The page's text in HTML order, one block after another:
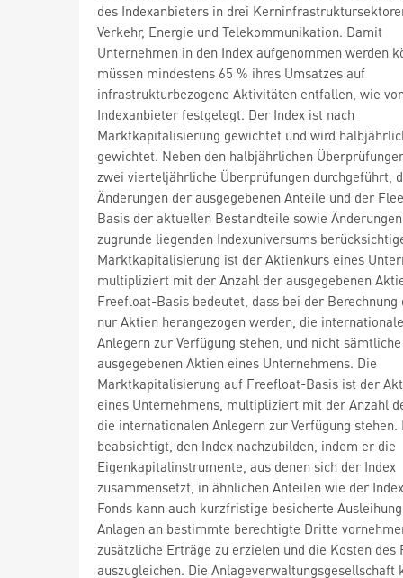
des Indexanbieters in drei
Verkehr, Energie und Telekommunikation. Damit
Unternehmen in den Index aufgenommen werden
müssen mindestens 65 % ihres Umsatzes auf
infrastrukturbezogene Aktivitäten entfallen, wie
Indexanbieter festgelegt. Der Index ist nach
Marktkapitalisierung gewichtet und wird
gewichtet. Neben den halbjährlichen
zwei vierteljährliche Überprüfungen durchgeführt,
Änderungen der ausgegebenen Anteile und der
Basis der aktuellen Bestandteile sowie
zugrunde liegenden Indexuniversums
Marktkapitalisierung ist der Aktienkurs eines
multipliziert mit der Anzahl der ausgegebenen
Freefloat-Basis bedeutet, dass bei der Berechnung
nur Aktien herangezogen werden, die
Anlegern zur Verfügung stehen, und nicht sämtliche
ausgegebenen Aktien eines Unternehmens. Die
Marktkapitalisierung auf Freefloat-Basis ist der
eines Unternehmens, multipliziert mit der Anzahl
die internationalen Anlegern zur Verfügung stehen.
beabsichtigt, den Index nachzubilden, indem er die
Eigenkapitalinstrumente, aus denen sich der Index
zusammensetzt, in ähnlichen Anteilen wie der
Fonds kann auch kurzfristige besicherte
Anlagen an bestimmte berechtigte Dritte
zusätzliche Erträge zu erzielen und die Kosten des
auszugleichen. Die Anlageverwaltungsgesellschaft